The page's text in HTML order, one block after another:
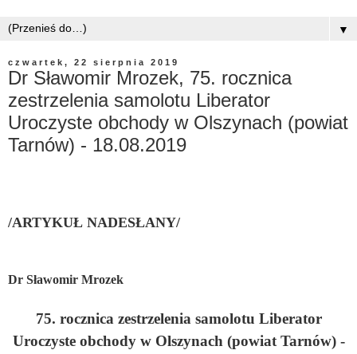
▼
czwartek, 22 sierpnia 2019
Dr Sławomir Mrozek, 75. rocznica
zestrzelenia samolotu Liberator
Uroczyste obchody w Olszynach (powiat
Tarnów) - 18.08.2019
/ARTYKUŁ NADESŁANY/
Dr Sławomir Mrozek
75. rocznica zestrzelenia samolotu Liberator
Uroczyste obchody w Olszynach (powiat Tarnów) -